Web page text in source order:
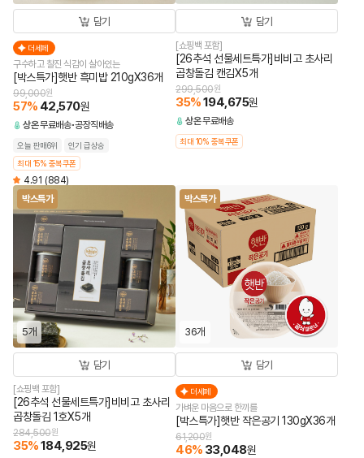
담기
더세페
구수하고 찰진 식감이 살아있는
[박스특가]햇반 흑미밥 210gX36개
99,000원
57% 42,570원
상온무료배송 공장직배송
오늘 판매6위
인기 급상승
최대 15% 중복쿠폰
4.91 (884)
담기
[쇼핑백 포함]
[26추석 선물세트특가]비비고 초사리
곱창돌김 캔김X5개
299,500원
35%194,675원
상온무료배송
최대 10% 중복쿠폰
박스특가
5개
담기
[쇼핑백 포함]
[26추석 선물세트특가]비비고 초사리
곱창돌김 1호X5개
284,500원
35%184,925원
박스특가
36개
담기
더세페
가벼운 마음으로 한끼를
[박스특가]햇반 작은공기 130gX36개
61,200원
46% 33,048원